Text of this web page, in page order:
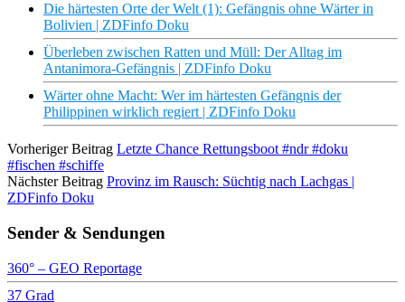
Die härtesten Orte der Welt (1): Gefängnis ohne Wärter in
Bolivien | ZDFinfo Doku
Überleben zwischen Ratten und Müll: Der Alltag im
Antanimora-Gefängnis | ZDFinfo Doku
Wärter ohne Macht: Wer im härtesten Gefängnis der
Philippinen wirklich regiert | ZDFinfo Doku
Vorheriger Beitrag Letzte Chance Rettungsboot #ndr #doku
#fischen #schiffe
Nächster Beitrag Provinz im Rausch: Süchtig nach Lachgas |
ZDFinfo Doku
Sender & Sendungen
360° – GEO Reportage
37 Grad